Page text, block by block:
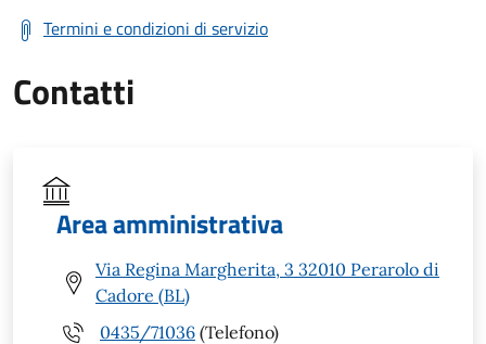
Termini e condizioni di servizio
Contatti
Area amministrativa
Via Regina Margherita, 3 32010 Perarolo di
Cadore (BL)
0435/71036 (Telefono)